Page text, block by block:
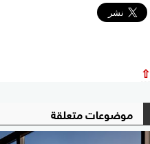
⇧
موضوعات متعلقة